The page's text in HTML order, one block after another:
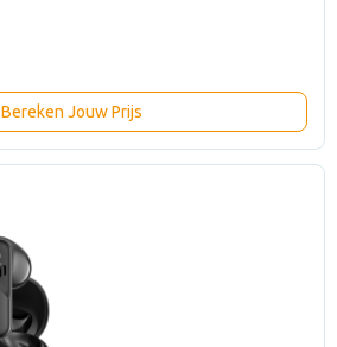
Bereken Jouw Prijs